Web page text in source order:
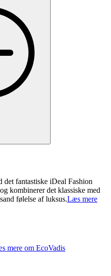
fantastiske iDeal Fashion
kombinerer det klassiske med
følelse af luksus.Læs mere
mere om EcoVadis